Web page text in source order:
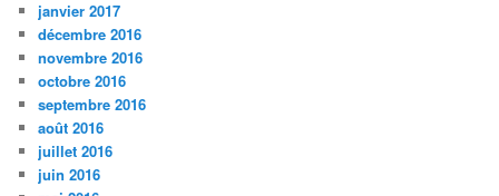
janvier 2017
décembre 2016
novembre 2016
octobre 2016
septembre 2016
août 2016
juillet 2016
juin 2016